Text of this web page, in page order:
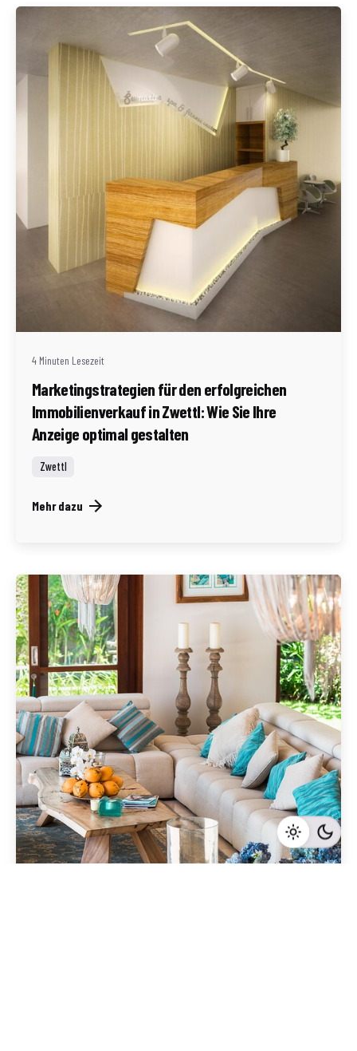
Geschrieben von
Redaktion Immofragen Zwettl
4 Minuten Lesezeit
Marketingstrategien für den erfolgreichen
Immobilienverkauf in Zwettl: Wie Sie Ihre
Anzeige optimal gestalten
Zwettl
Mehr dazu
Geschrieben von